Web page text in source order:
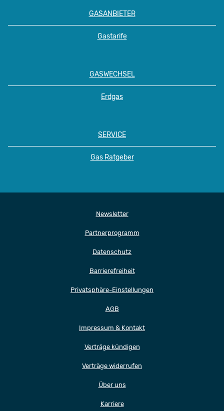
GASANBIETER
Gastarife
GASWECHSEL
Erdgas
SERVICE
Gas Ratgeber
Newsletter
Partnerprogramm
Datenschutz
Barrierefreiheit
Privatsphäre-Einstellungen
AGB
Impressum & Kontakt
Verträge kündigen
Verträge widerrufen
Über uns
Karriere